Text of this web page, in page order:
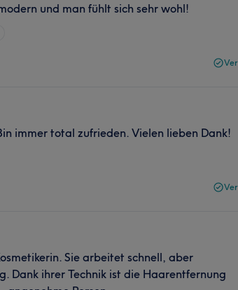
und man fühlt sich sehr wohl!
immer total zufrieden. Vielen lieben Dank!
Sie arbeitet schnell, aber
Dank ihrer Technik ist die Haarentfernung